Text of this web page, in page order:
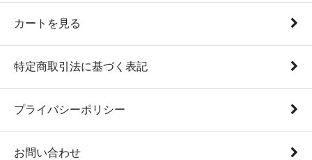
カートを見る
特定商取引法に基づく表記
プライバシーポリシー
お問い合わせ